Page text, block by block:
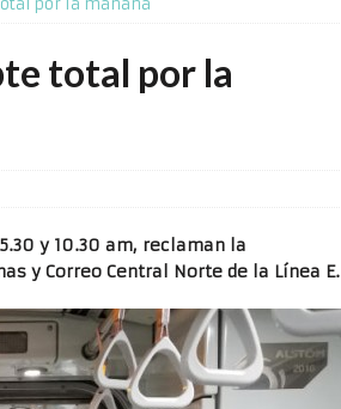
por la mañana
total por la
y 10.30 am, reclaman la
y Correo Central Norte de la Línea E.